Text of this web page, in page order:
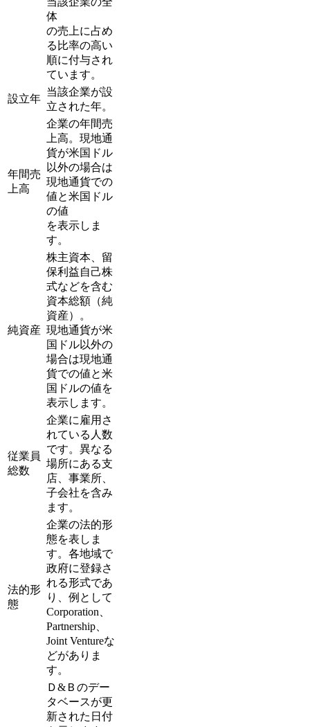
体
の売上に占め
る比率の高い
順に付与され
ています。
設立年
当該企業が設
立された年。
年間売
上高
企業の年間売
上高。現地通
貨が米国ドル
以外の場合は
現地通貨での
値と米国ドル
の値
を表示しま
す。
純資産
株主資本、留
保利益自己株
式などを含む
資本総額（純
資産）。
現地通貨が米
国ドル以外の
場合は現地通
貨での値と米
国ドルの値を
表示します。
従業員
総数
企業に雇用さ
れている人数
です。異なる
場所にある支
店、事業所、
子会社を含み
ます。
法的形
態
企業の法的形
態を表しま
す。各地域で
政府に登録さ
れる形式であ
り、例として
Corporation、
Partnership、
Joint Ventureな
どがありま
す。
Ｄ&Ｂのデー
タベースが更
新された日付